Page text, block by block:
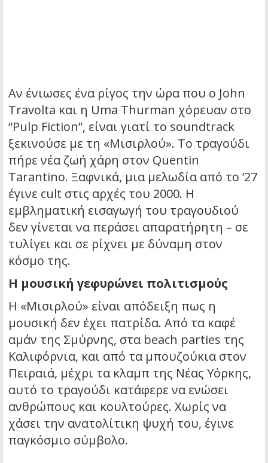
Αν ένιωσες ένα ρίγος την ώρα που ο John
Travolta και η Uma Thurman χόρευαν στο
“Pulp Fiction”, είναι γιατί το soundtrack
ξεκινούσε με τη «Μισιρλού». Το τραγούδι
πήρε νέα ζωή χάρη στον Quentin
Tarantino. Ξαφνικά, μια μελωδία από το ’27
έγινε cult στις αρχές του 2000. Η
εμβληματική εισαγωγή του τραγουδιού
δεν γίνεται να περάσει απαρατήρητη – σε
τυλίγει και σε ρίχνει με δύναμη στον
κόσμο της.
Η μουσική γεφυρώνει πολιτισμούς
Η «Μισιρλού» είναι απόδειξη πως η
μουσική δεν έχει πατρίδα. Από τα καφέ
αμάν της Σμύρνης, στα beach parties της
Καλιφόρνια, και από τα μπουζούκια στον
Πειραιά, μέχρι τα κλαμπ της Νέας Υόρκης,
αυτό το τραγούδι κατάφερε να ενώσει
ανθρώπους και κουλτούρες. Χωρίς να
χάσει την ανατολίτικη ψυχή του, έγινε
παγκόσμιο σύμβολο.